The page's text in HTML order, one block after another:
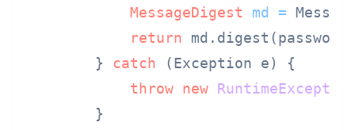
MessageDigest
md =
return
        }
catch (Exception e) {
throw new
        }